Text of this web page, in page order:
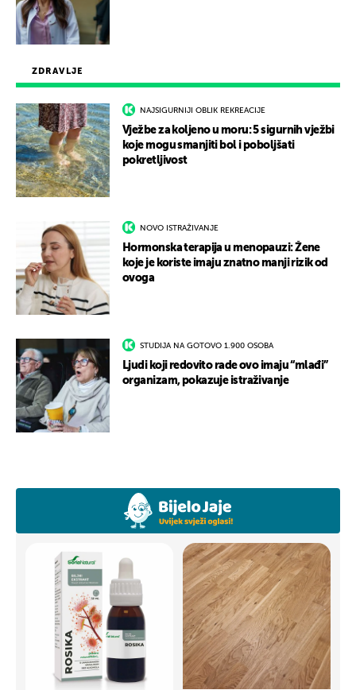
ZDRAVLJE
NAJSIGURNIJI OBLIK REKREACIJE
Vježbe za koljeno u moru: 5 sigurnih vježbi
koje mogu smanjiti bol i poboljšati
pokretljivost
NOVO ISTRAŽIVANJE
Hormonska terapija u menopauzi: Žene
koje je koriste imaju znatno manji rizik od
ovoga
STUDIJA NA GOTOVO 1.900 OSOBA
Ljudi koji redovito rade ovo imaju “mlađi”
organizam, pokazuje istraživanje